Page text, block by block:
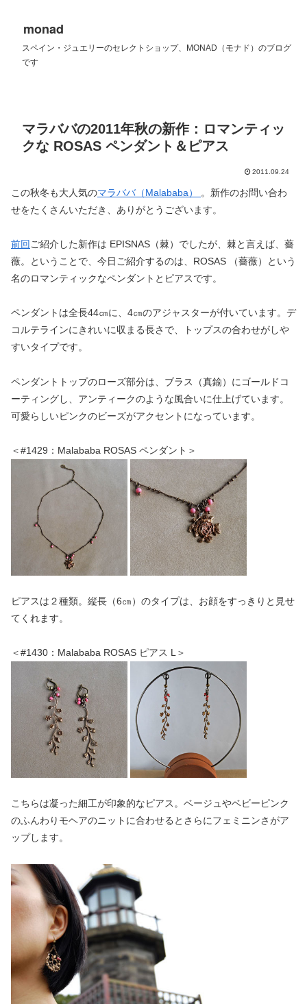
monad
スペイン・ジュエリーのセレクトショップ、MONAD（モナド）のブログ
です
マラババの2011年秋の新作：ロマンティッ
クな ROSAS ペンダント＆ピアス
2011.09.24
この秋冬も大人気のマラババ（Malababa）
。新作のお問い合わ
せをたくさんいただき、ありがとうございます。
前回 ご紹介した新作は EPISNAS（棘）でしたが、棘と言えば、薔
薇。ということで、今日ご紹介するのは、ROSAS （薔薇）という
名のロマンティックなペンダントとピアスです。
ペンダントは全長44㎝に、4㎝のアジャスターが付いています。デ
コルテラインにきれいに収まる長さで、トップスの合わせがしや
すいタイプです。
ペンダントトップのローズ部分は、ブラス（真鍮）にゴールドコ
ーティングし、アンティークのような風合いに仕上げています。
可愛らしいピンクのビーズがアクセントになっています。
＜#1429：Malababa ROSAS ペンダント＞
ピアスは２種類。縦長（6㎝）のタイプは、お顔をすっきりと見せ
てくれます。
＜#1430：Malababa ROSAS ピアス L＞
こちらは凝った細工が印象的なピアス。ベージュやベビーピンク
のふんわりモヘアのニットに合わせるとさらにフェミニンさがア
ップします。